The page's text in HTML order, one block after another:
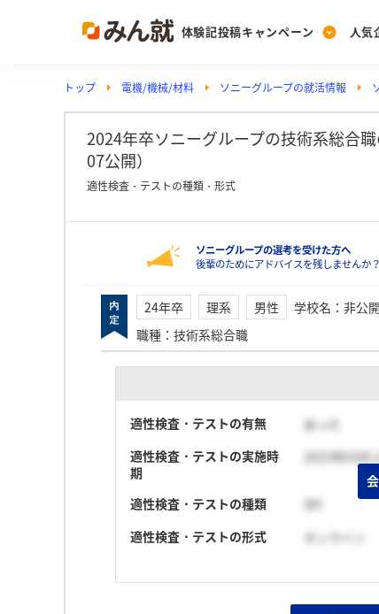
体験記投稿キャンペーン
Post
投稿する
人気
Ranking
ランキングを見る
PickUp
注目の企業特集
動画で知ろう！業
トップ 電機/機械/材料 ソニーグループの就活情報
2024年卒ソニーグループの技術系総合
07公開）
適性検査・テストの種類・形式
ソニーグループの選考を受けた方へ
後輩のためにアドバイスを残しませんか
24年卒 理系 男性 学校名 ： 非公開
職種 ： 技術系総合職
適性検査・テストの有無
あった
適性検査・テストの実施時
期
2023年03月
適性検査・テストの種類
SPI
適性検査・テストの形式
オンライン